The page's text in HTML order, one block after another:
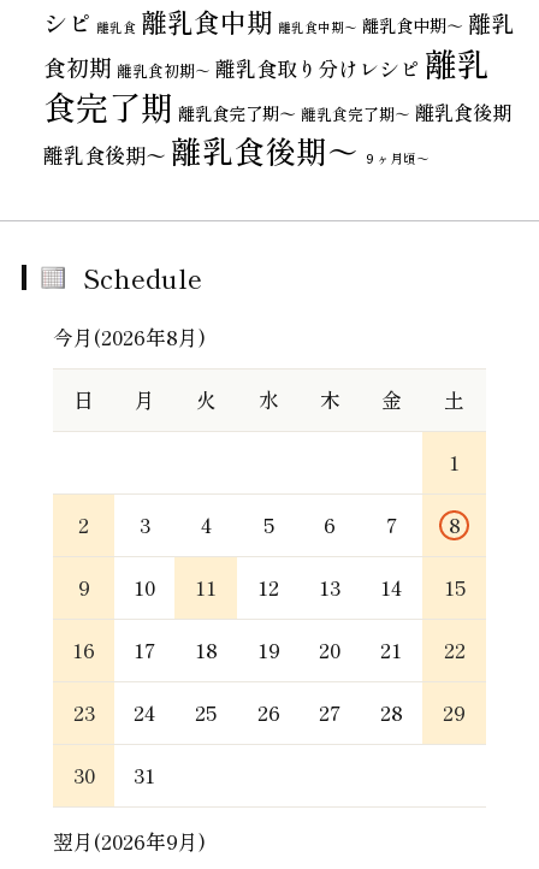
シピ 離乳食 離乳食中期 離乳食中期〜 離乳食中期～ 離乳
食初期 離乳食初期～ 離乳食取り分けレシピ 離乳
食完了期 離乳食完了期〜 離乳食完了期～ 離乳食後期
離乳食後期〜 離乳食後期～ ９ヶ月頃～
Schedule
今月(2026年8月)
日 月 火 水 木 金 土
1
2 3 4 5 6 7 8
9 10 11 12 13 14 15
16 17 18 19 20 21 22
23 24 25 26 27 28 29
30 31
翌月(2026年9月)